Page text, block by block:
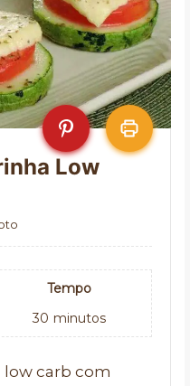
Low
Tempo
30 minutos
low carb com